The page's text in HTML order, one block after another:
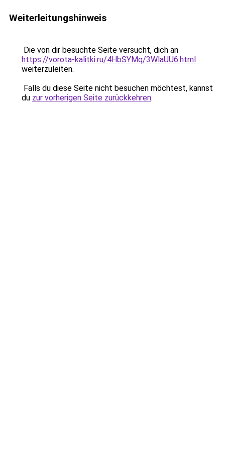
Weiterleitungshinweis
Die von dir besuchte Seite versucht, dich an
https://vorota-kalitki.ru/4HbSYMq/3WlaUU6.html
weiterzuleiten.
Falls du diese Seite nicht besuchen möchtest, kannst
du zur vorherigen Seite zurückkehren.